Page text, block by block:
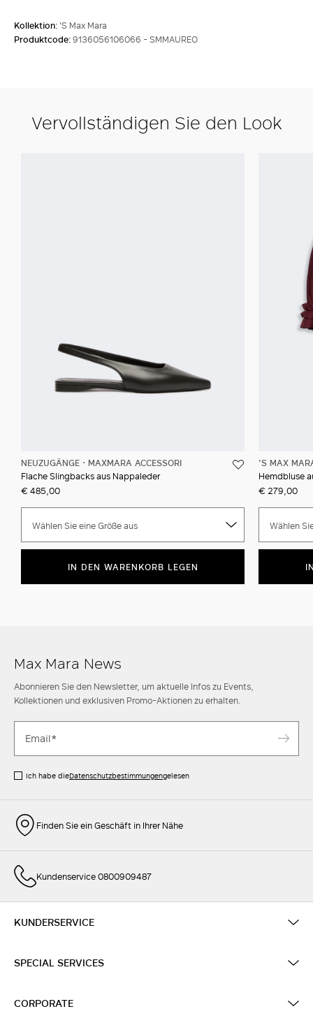
Kollektion: 'S Max Mara
Produktcode:9136056106066 - SMMAUREO
Vervollständigen Sie den Look
NEUZUGÄNGE
MAXMARA ACCESSORI
Flache Slingbacks aus Nappaleder
€ 485,00
Wählen Sie eine Größe aus
IN DEN WARENKORB LEGEN
'S MAX
Hemdbluse
€ 279,00
Wählen
Max Mara News
Abonnieren Sie den Newsletter, um aktuelle Infos zu Events,
Kollektionen und exklusiven Promo-Aktionen zu erhalten.
Ich habe dieDatenschutzbestimmungengelesen
Finden Sie ein Geschäft in Ihrer Nähe
Kundenservice 0800909487
KUNDERSERVICE
SPECIAL SERVICES
CORPORATE